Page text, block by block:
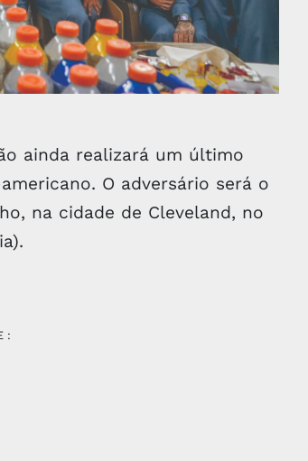
ainda realizará um último
O adversário será o
na cidade de Cleveland, no